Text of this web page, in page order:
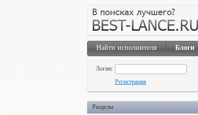
Найти исполнителя Блоги
Логин:
Регистрация
Разделы